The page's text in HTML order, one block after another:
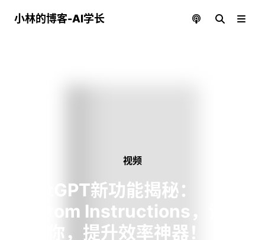
小林的博客-AI学长
视频
ChatGPT新功能揭秘：
Custom Instructions，让AI
更懂你，提升效率神器！